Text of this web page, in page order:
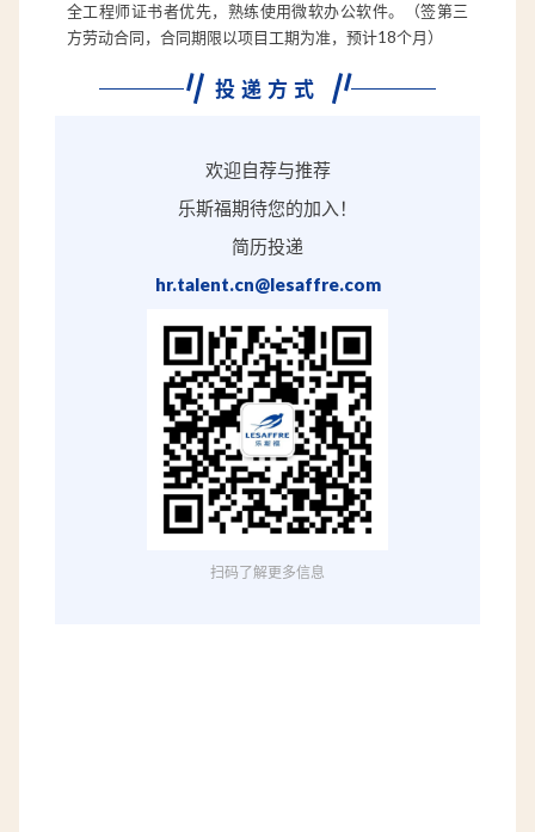
全工程师证书者优先，熟练使用微软办公软件。（签第三
方劳动合同，合同期限以项目工期为准，预计18个月）
投递方式
欢迎自荐与推荐
乐斯福期待您的加入！
简历投递
hr.talent.cn@lesaffre.com
扫码了解更多信息